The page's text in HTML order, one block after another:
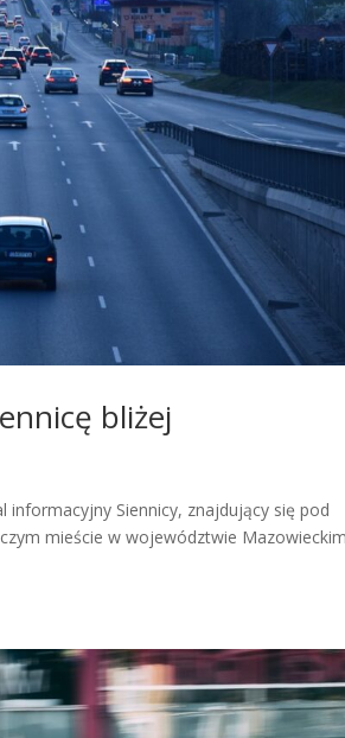
bliżej
informacyjny Siennicy, znajdujący się pod
mieście w województwie